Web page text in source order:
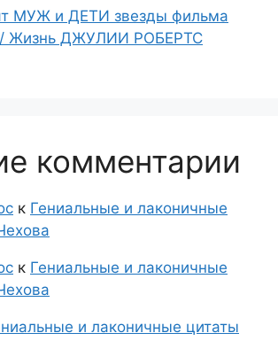
МУЖ и ДЕТИ звезды фильма
Жизнь ДЖУЛИИ РОБЕРТС
комментарии
к Гениальные и лаконичные
к Гениальные и лаконичные
и лаконичные цитаты